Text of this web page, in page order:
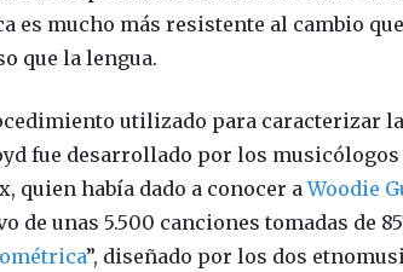
es mucho más resistente al cambio
que la lengua.
utilizado para caracterizar
fue desarrollado por los
quien había dado a conocer aWoodie
de unas 5.500 canciones tomadas de
”, diseñado por los dos